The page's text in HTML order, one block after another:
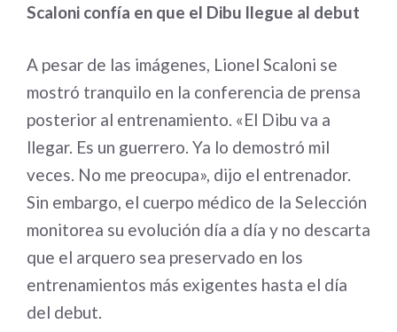
Scaloni confía en que el Dibu llegue al debut
A pesar de las imágenes, Lionel Scaloni se
mostró tranquilo en la conferencia de prensa
posterior al entrenamiento. «El Dibu va a
llegar. Es un guerrero. Ya lo demostró mil
veces. No me preocupa», dijo el entrenador.
Sin embargo, el cuerpo médico de la Selección
monitorea su evolución día a día y no descarta
que el arquero sea preservado en los
entrenamientos más exigentes hasta el día
del debut.